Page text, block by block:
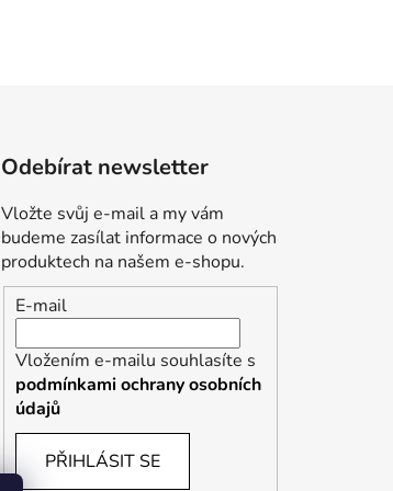
Odebírat newsletter
Vložte svůj e-mail a my vám
budeme zasílat informace o nových
produktech na našem e-shopu.
E-mail
Vložením e-mailu souhlasíte s
podmínkami ochrany osobních
údajů
PŘIHLÁSIT SE